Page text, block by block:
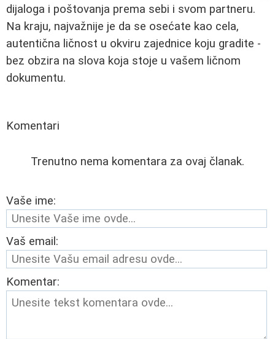
dijaloga i poštovanja prema sebi i svom partneru.
Na kraju, najvažnije je da se osećate kao cela,
autentična ličnost u okviru zajednice koju gradite -
bez obzira na slova koja stoje u vašem ličnom
dokumentu.
Komentari
Trenutno nema komentara za ovaj članak.
Vaše ime:
Vaš email:
Komentar: